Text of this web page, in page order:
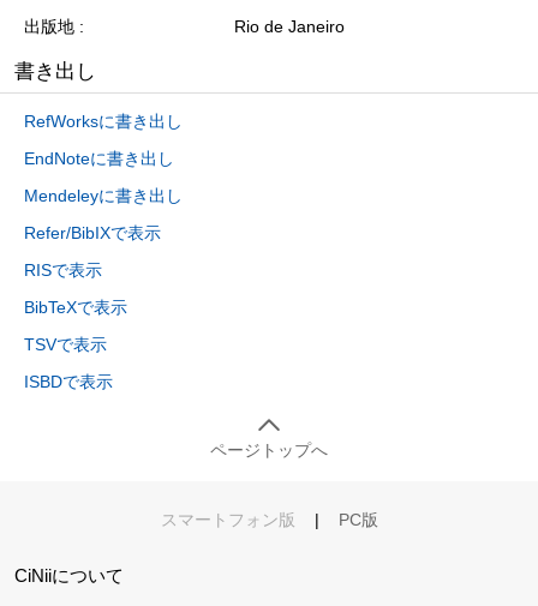
出版地
Rio de Janeiro
書き出し
RefWorksに書き出し
EndNoteに書き出し
Mendeleyに書き出し
Refer/BibIXで表示
RISで表示
BibTeXで表示
TSVで表示
ISBDで表示
ページトップへ
スマートフォン版 | PC版
CiNiiについて